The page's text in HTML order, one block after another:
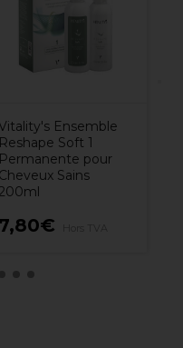
Ensemble
Reshape Soft 1
Permanente pour
Cheveux Sains
7,80€